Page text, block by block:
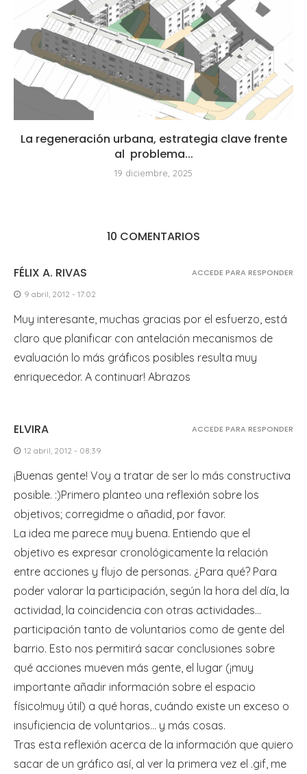
La regeneración urbana, estrategia clave frente
al problema...
19 diciembre, 2025
10 COMENTARIOS
FÉLIX A. RIVAS
9 abril, 2012 - 17:02
Muy interesante, muchas gracias por el esfuerzo, está
claro que planificar con antelación mecanismos de
evaluación lo más gráficos posibles resulta muy
enriquecedor. A continuar! Abrazos
ACCEDE PARA RESPONDER
ELVIRA
12 abril, 2012 - 08:39
¡Buenas gente! Voy a tratar de ser lo más constructiva
posible. :)Primero planteo una reflexión sobre los
objetivos; corregidme o añadid, por favor.
La idea me parece muy buena. Entiendo que el
objetivo es expresar cronológicamente la relación
entre acciones y flujo de personas. ¿Para qué? Para
poder valorar la participación, según la hora del día, la
actividad, la coincidencia con otras actividades…
participación tanto de voluntarios como de gente del
barrio. Esto nos permitirá sacar conclusiones sobre
qué acciones mueven más gente, el lugar (¡muy
importante añadir información sobre el espacio
físico!muy útil) a qué horas, cuándo existe un exceso o
insuficiencia de voluntarios… y más cosas.
Tras esta reflexión acerca de la información que quiero
sacar de un gráfico así, al ver la primera vez el .gif, me
ACCEDE PARA RESPONDER